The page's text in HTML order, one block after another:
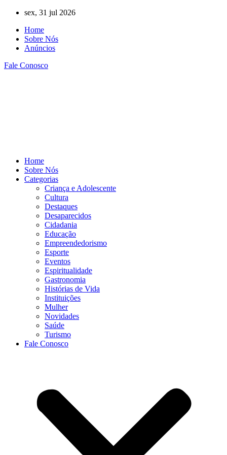
conteúdo
sex, 31 jul 2026
Home
Sobre Nós
Anúncios
Fale Conosco
Home
Sobre Nós
Categorias
Criança e Adolescente
Cultura
Destaques
Desaparecidos
Cidadania
Educação
Empreendedorismo
Esporte
Eventos
Espiritualidade
Gastronomia
Histórias de Vida
Instituições
Mulher
Novidades
Saúde
Turismo
Fale Conosco